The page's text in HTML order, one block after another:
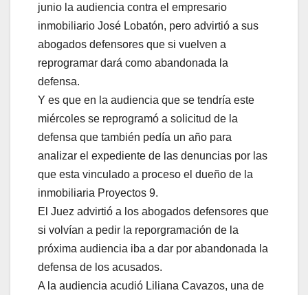
junio la audiencia contra el empresario
inmobiliario José Lobatón, pero advirtió a sus
abogados defensores que si vuelven a
reprogramar dará como abandonada la
defensa.
Y es que en la audiencia que se tendría este
miércoles se reprogramó a solicitud de la
defensa que también pedía un año para
analizar el expediente de las denuncias por las
que esta vinculado a proceso el dueño de la
inmobiliaria Proyectos 9.
El Juez advirtió a los abogados defensores que
si volvían a pedir la reporgramación de la
próxima audiencia iba a dar por abandonada la
defensa de los acusados.
A la audiencia acudió Liliana Cavazos, una de